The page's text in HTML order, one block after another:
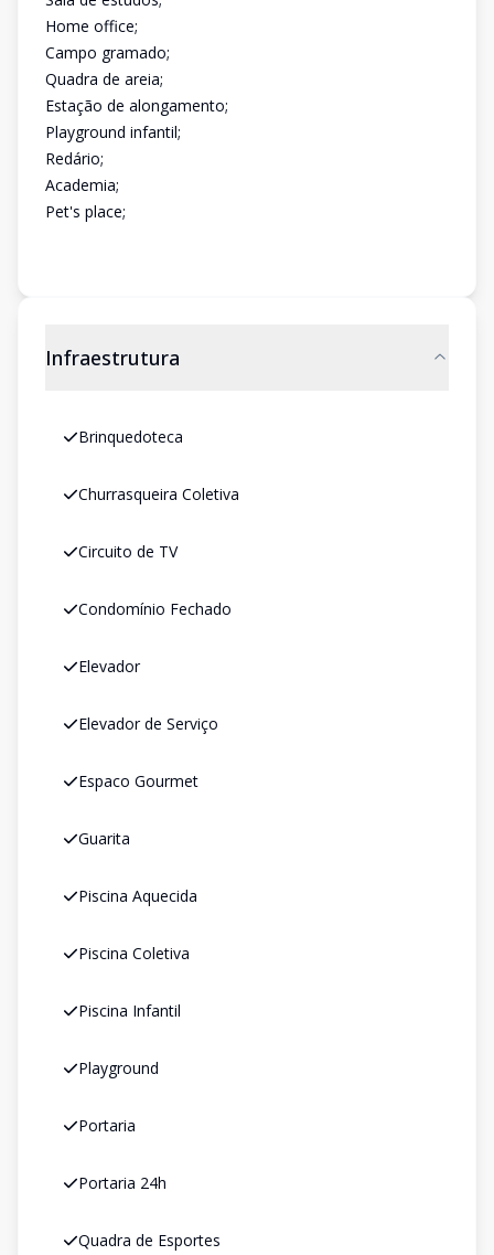
Home office;
Campo gramado;
Quadra de areia;
Estação de alongamento;
Playground infantil;
Redário;
Academia;
Pet's place;
Infraestrutura
Brinquedoteca
Churrasqueira Coletiva
Circuito de TV
Condomínio Fechado
Elevador
Elevador de Serviço
Espaco Gourmet
Guarita
Piscina Aquecida
Piscina Coletiva
Piscina Infantil
Playground
Portaria
Portaria 24h
Quadra de Esportes